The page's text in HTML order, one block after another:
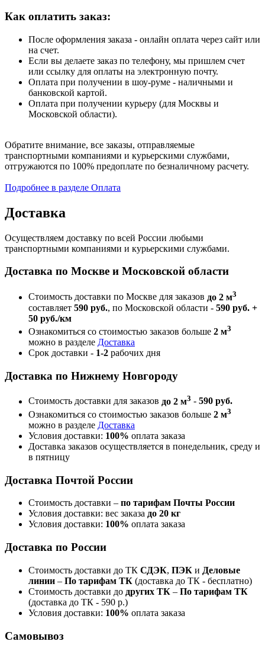
Как оплатить заказ:
После оформления заказа - онлайн оплата через сайт или
на счет.
Если вы делаете заказ по телефону, мы пришлем счет
или ссылку для оплаты на электронную почту.
Оплата при получении в шоу-руме - наличными и
банковской картой.
Оплата при получении курьеру (для Москвы и
Московской области).
Обратите внимание, все заказы, отправляемые
транспортными компаниями и курьерскими службами,
отгружаются по 100% предоплате по безналичному расчету.
Подробнее в разделе Оплата
Доставка
Осуществляем доставку по всей России любыми
транспортными компаниями и курьерскими службами.
Доставка по Москве и Московской области
Стоимость доставки по Москве для заказов до 2 м3
составляет 590 руб., по Московской области - 590 руб. +
50 руб./км
Ознакомиться со стоимостью заказов больше 2 м3
можно в разделе Доставка
Срок доставки - 1-2 рабочих дня
Доставка по Нижнему Новгороду
Стоимость доставки для заказов до 2 м3 - 590 руб.
Ознакомиться со стоимостью заказов больше 2 м3
можно в разделе Доставка
Условия доставки: 100% оплата заказа
Доставка заказов осуществляется в понедельник, среду и
в пятницу
Доставка Почтой России
Стоимость доставки – по тарифам Почты России
Условия доставки: вес заказа до 20 кг
Условия доставки: 100% оплата заказа
Доставка по России
Стоимость доставки до ТК СДЭК, ПЭК и Деловые
линии – По тарифам ТК (доставка до ТК - бесплатно)
Стоимость доставки до других ТК – По тарифам ТК
(доставка до ТК - 590 р.)
Условия доставки: 100% оплата заказа
Самовывоз